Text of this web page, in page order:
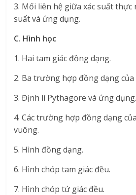
3. Mối liên hệ giữa xác suất thực
suất và ứng dụng.
C. Hình học
1. Hai tam giác đồng dạng.
2. Ba trường hợp đồng dạng của
3. Định lí Pythagore và ứng dụng.
4. Các trường hợp đồng dạng
vuông.
5. Hình đồng dạng.
6. Hình chóp tam giác đều.
7. Hình chóp tứ giác đều.